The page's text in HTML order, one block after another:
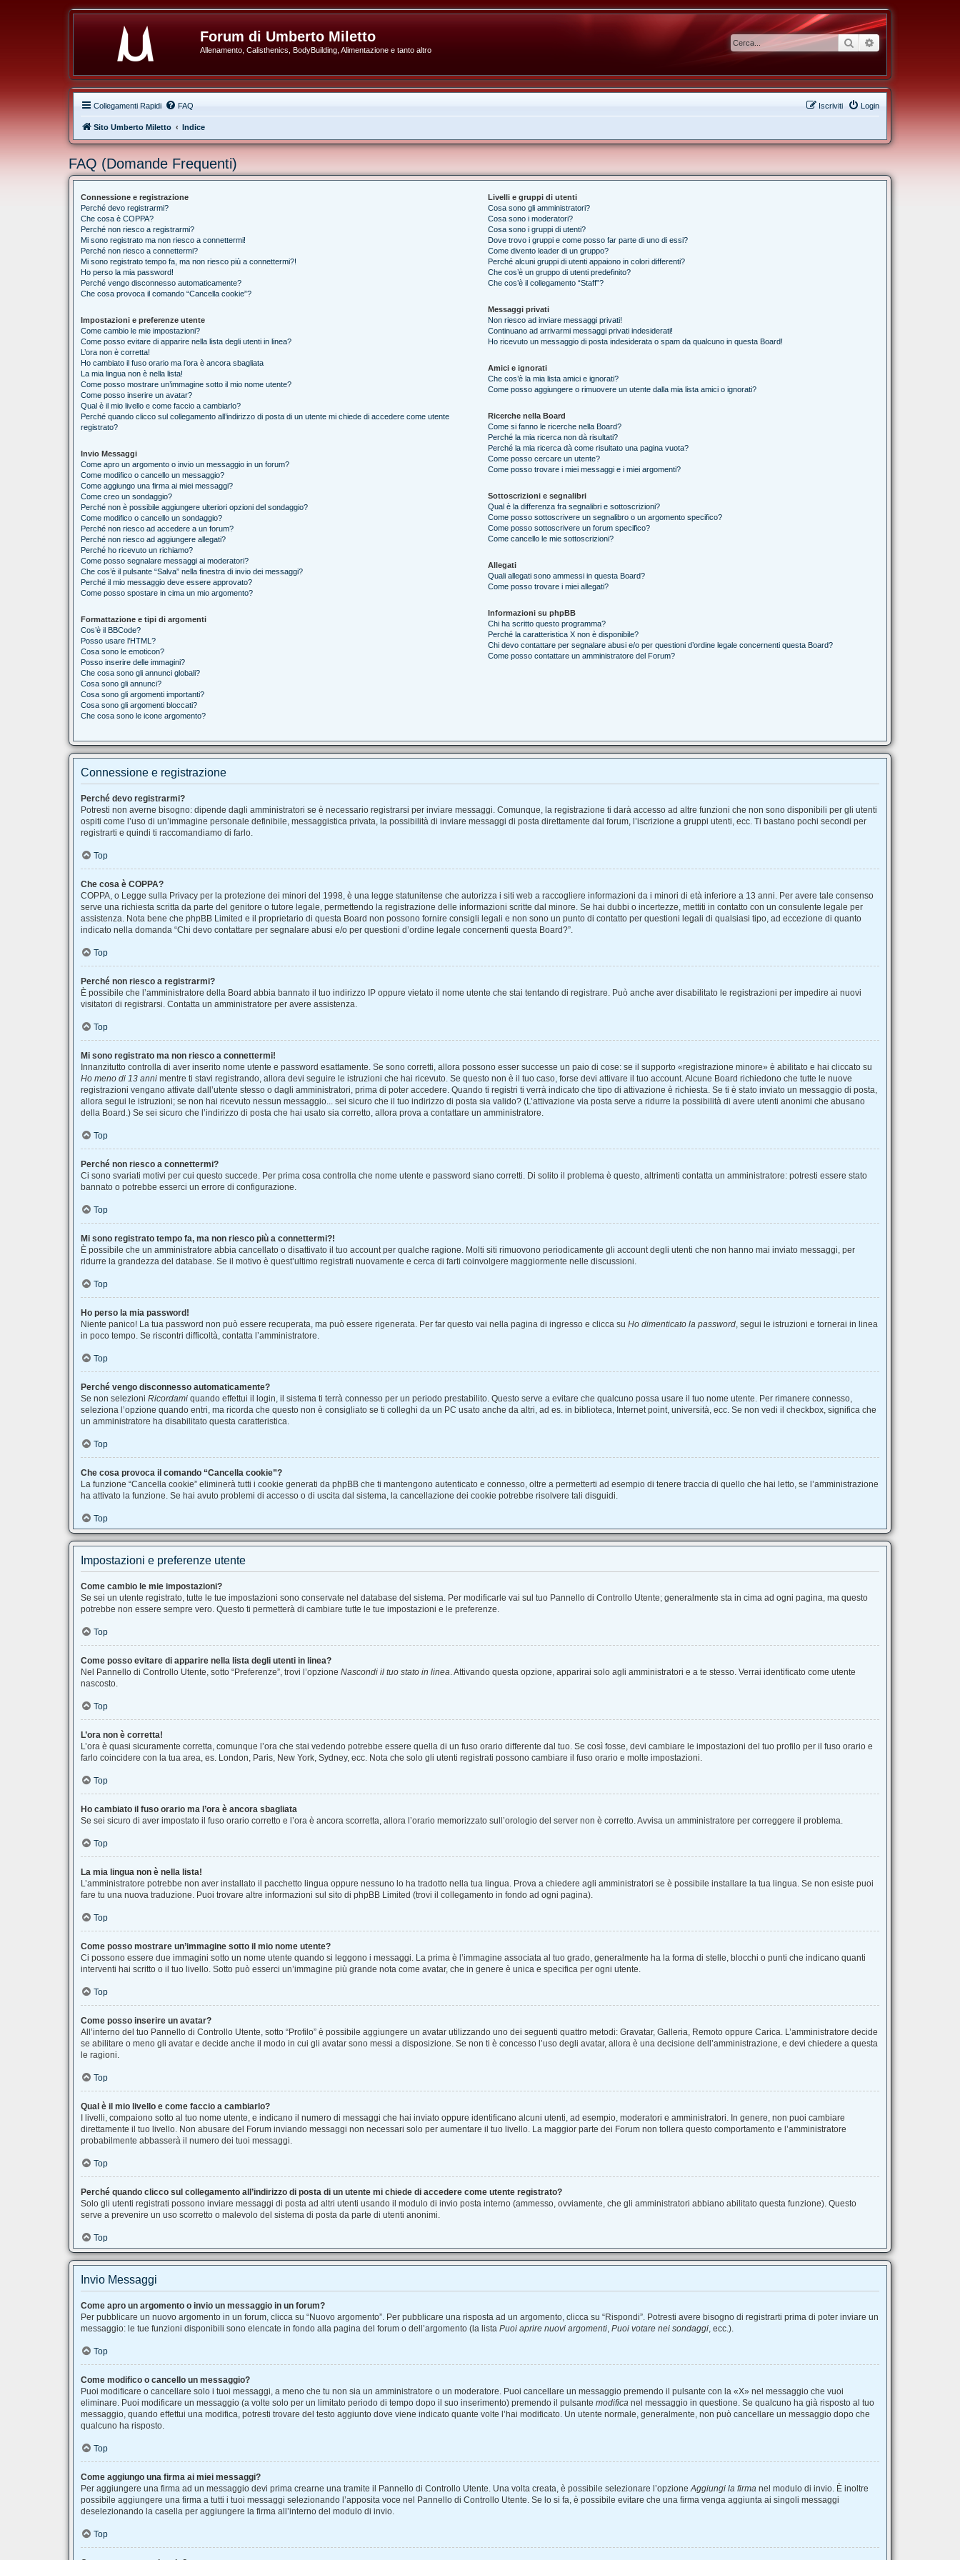
Forum di Umberto Miletto
Allenamento, Calisthenics, BodyBuilding, Alimentazione e tanto altro
Cerca Ricerca avanzata
Collegamenti Rapidi FAQ Login
Iscriviti
Sito Umberto Miletto Indice
FAQ (Domande Frequenti)
Connessione e registrazione
Perché devo registrarmi?
Che cosa è COPPA?
Perché non riesco a registrarmi?
Mi sono registrato ma non riesco a connettermi!
Perché non riesco a connettermi?
Mi sono registrato tempo fa, ma non riesco più a connettermi?!
Ho perso la mia password!
Perché vengo disconnesso automaticamente?
Che cosa provoca il comando “Cancella cookie”?
Impostazioni e preferenze utente
Come cambio le mie impostazioni?
Come posso evitare di apparire nella lista degli utenti in linea?
L’ora non è corretta!
Ho cambiato il fuso orario ma l’ora è ancora sbagliata
La mia lingua non è nella lista!
Come posso mostrare un’immagine sotto il mio nome utente?
Come posso inserire un avatar?
Qual è il mio livello e come faccio a cambiarlo?
Perché quando clicco sul collegamento all’indirizzo di posta di un utente mi chiede di accedere come utente
registrato?
Invio Messaggi
Come apro un argomento o invio un messaggio in un forum?
Come modifico o cancello un messaggio?
Come aggiungo una firma ai miei messaggi?
Come creo un sondaggio?
Perché non è possibile aggiungere ulteriori opzioni del sondaggio?
Come modifico o cancello un sondaggio?
Perché non riesco ad accedere a un forum?
Perché non riesco ad aggiungere allegati?
Perché ho ricevuto un richiamo?
Come posso segnalare messaggi ai moderatori?
Che cos’è il pulsante “Salva” nella finestra di invio dei messaggi?
Perché il mio messaggio deve essere approvato?
Come posso spostare in cima un mio argomento?
Formattazione e tipi di argomenti
Cos’è il BBCode?
Posso usare l’HTML?
Cosa sono le emoticon?
Posso inserire delle immagini?
Che cosa sono gli annunci globali?
Cosa sono gli annunci?
Cosa sono gli argomenti importanti?
Cosa sono gli argomenti bloccati?
Che cosa sono le icone argomento?
Livelli e gruppi di utenti
Cosa sono gli amministratori?
Cosa sono i moderatori?
Cosa sono i gruppi di utenti?
Dove trovo i gruppi e come posso far parte di uno di essi?
Come divento leader di un gruppo?
Perché alcuni gruppi di utenti appaiono in colori differenti?
Che cos’è un gruppo di utenti predefinito?
Che cos’è il collegamento “Staff”?
Messaggi privati
Non riesco ad inviare messaggi privati!
Continuano ad arrivarmi messaggi privati indesiderati!
Ho ricevuto un messaggio di posta indesiderata o spam da qualcuno in questa Board!
Amici e ignorati
Che cos’è la mia lista amici e ignorati?
Come posso aggiungere o rimuovere un utente dalla mia lista amici o ignorati?
Ricerche nella Board
Come si fanno le ricerche nella Board?
Perché la mia ricerca non dà risultati?
Perché la mia ricerca dà come risultato una pagina vuota?
Come posso cercare un utente?
Come posso trovare i miei messaggi e i miei argomenti?
Sottoscrizioni e segnalibri
Qual è la differenza fra segnalibri e sottoscrizioni?
Come posso sottoscrivere un segnalibro o un argomento specifico?
Come posso sottoscrivere un forum specifico?
Come cancello le mie sottoscrizioni?
Allegati
Quali allegati sono ammessi in questa Board?
Come posso trovare i miei allegati?
Informazioni su phpBB
Chi ha scritto questo programma?
Perché la caratteristica X non è disponibile?
Chi devo contattare per segnalare abusi e/o per questioni d’ordine legale concernenti questa Board?
Come posso contattare un amministratore del Forum?
Connessione e registrazione
Perché devo registrarmi?
Potresti non averne bisogno: dipende dagli amministratori se è necessario registrarsi per inviare messaggi. Comunque, la registrazione ti darà accesso ad altre funzioni che non sono disponibili per gli utenti
ospiti come l’uso di un’immagine personale definibile, messaggistica privata, la possibilità di inviare messaggi di posta direttamente dal forum, l’iscrizione a gruppi utenti, ecc. Ti bastano pochi secondi per
registrarti e quindi ti raccomandiamo di farlo.
Top
Che cosa è COPPA?
COPPA, o Legge sulla Privacy per la protezione dei minori del 1998, è una legge statunitense che autorizza i siti web a raccogliere informazioni da i minori di età inferiore a 13 anni. Per avere tale consenso
serve una richiesta scritta da parte del genitore o tutore legale, permettendo la registrazione delle informazioni scritte dal minore. Se hai dubbi o incertezze, mettiti in contatto con un consulente legale per
assistenza. Nota bene che phpBB Limited e il proprietario di questa Board non possono fornire consigli legali e non sono un punto di contatto per questioni legali di qualsiasi tipo, ad eccezione di quanto
indicato nella domanda “Chi devo contattare per segnalare abusi e/o per questioni d’ordine legale concernenti questa Board?”.
Top
Perché non riesco a registrarmi?
È possibile che l’amministratore della Board abbia bannato il tuo indirizzo IP oppure vietato il nome utente che stai tentando di registrare. Può anche aver disabilitato le registrazioni per impedire ai nuovi
visitatori di registrarsi. Contatta un amministratore per avere assistenza.
Top
Mi sono registrato ma non riesco a connettermi!
Innanzitutto controlla di aver inserito nome utente e password esattamente. Se sono corretti, allora possono esser successe un paio di cose: se il supporto «registrazione minore» è abilitato e hai cliccato su
Ho meno di 13 anni mentre ti stavi registrando, allora devi seguire le istruzioni che hai ricevuto. Se questo non è il tuo caso, forse devi attivare il tuo account. Alcune Board richiedono che tutte le nuove
registrazioni vengano attivate dall’utente stesso o dagli amministratori, prima di poter accedere. Quando ti registri ti verrà indicato che tipo di attivazione è richiesta. Se ti è stato inviato un messaggio di posta,
allora segui le istruzioni; se non hai ricevuto nessun messaggio... sei sicuro che il tuo indirizzo di posta sia valido? (L’attivazione via posta serve a ridurre la possibilità di avere utenti anonimi che abusano
della Board.) Se sei sicuro che l’indirizzo di posta che hai usato sia corretto, allora prova a contattare un amministratore.
Top
Perché non riesco a connettermi?
Ci sono svariati motivi per cui questo succede. Per prima cosa controlla che nome utente e password siano corretti. Di solito il problema è questo, altrimenti contatta un amministratore: potresti essere stato
bannato o potrebbe esserci un errore di configurazione.
Top
Mi sono registrato tempo fa, ma non riesco più a connettermi?!
È possibile che un amministratore abbia cancellato o disattivato il tuo account per qualche ragione. Molti siti rimuovono periodicamente gli account degli utenti che non hanno mai inviato messaggi, per
ridurre la grandezza del database. Se il motivo è quest’ultimo registrati nuovamente e cerca di farti coinvolgere maggiormente nelle discussioni.
Top
Ho perso la mia password!
Niente panico! La tua password non può essere recuperata, ma può essere rigenerata. Per far questo vai nella pagina di ingresso e clicca su Ho dimenticato la password, segui le istruzioni e tornerai in linea
in poco tempo. Se riscontri difficoltà, contatta l’amministratore.
Top
Perché vengo disconnesso automaticamente?
Se non selezioni Ricordami quando effettui il login, il sistema ti terrà connesso per un periodo prestabilito. Questo serve a evitare che qualcuno possa usare il tuo nome utente. Per rimanere connesso,
seleziona l’opzione quando entri, ma ricorda che questo non è consigliato se ti colleghi da un PC usato anche da altri, ad es. in biblioteca, Internet point, università, ecc. Se non vedi il checkbox, significa che
un amministratore ha disabilitato questa caratteristica.
Top
Che cosa provoca il comando “Cancella cookie”?
La funzione “Cancella cookie” eliminerà tutti i cookie generati da phpBB che ti mantengono autenticato e connesso, oltre a permetterti ad esempio di tenere traccia di quello che hai letto, se l’amministrazione
ha attivato la funzione. Se hai avuto problemi di accesso o di uscita dal sistema, la cancellazione dei cookie potrebbe risolvere tali disguidi.
Top
Impostazioni e preferenze utente
Come cambio le mie impostazioni?
Se sei un utente registrato, tutte le tue impostazioni sono conservate nel database del sistema. Per modificarle vai sul tuo Pannello di Controllo Utente; generalmente sta in cima ad ogni pagina, ma questo
potrebbe non essere sempre vero. Questo ti permetterà di cambiare tutte le tue impostazioni e le preferenze.
Top
Come posso evitare di apparire nella lista degli utenti in linea?
Nel Pannello di Controllo Utente, sotto “Preferenze”, trovi l’opzione Nascondi il tuo stato in linea. Attivando questa opzione, apparirai solo agli amministratori e a te stesso. Verrai identificato come utente
nascosto.
Top
L’ora non è corretta!
L’ora è quasi sicuramente corretta, comunque l’ora che stai vedendo potrebbe essere quella di un fuso orario differente dal tuo. Se così fosse, devi cambiare le impostazioni del tuo profilo per il fuso orario e
farlo coincidere con la tua area, es. London, Paris, New York, Sydney, ecc. Nota che solo gli utenti registrati possono cambiare il fuso orario e molte impostazioni.
Top
Ho cambiato il fuso orario ma l’ora è ancora sbagliata
Se sei sicuro di aver impostato il fuso orario corretto e l’ora è ancora scorretta, allora l’orario memorizzato sull’orologio del server non è corretto. Avvisa un amministratore per correggere il problema.
Top
La mia lingua non è nella lista!
L’amministratore potrebbe non aver installato il pacchetto lingua oppure nessuno lo ha tradotto nella tua lingua. Prova a chiedere agli amministratori se è possibile installare la tua lingua. Se non esiste puoi
fare tu una nuova traduzione. Puoi trovare altre informazioni sul sito di phpBB Limited (trovi il collegamento in fondo ad ogni pagina).
Top
Come posso mostrare un’immagine sotto il mio nome utente?
Ci possono essere due immagini sotto un nome utente quando si leggono i messaggi. La prima è l’immagine associata al tuo grado, generalmente ha la forma di stelle, blocchi o punti che indicano quanti
interventi hai scritto o il tuo livello. Sotto può esserci un’immagine più grande nota come avatar, che in genere è unica e specifica per ogni utente.
Top
Come posso inserire un avatar?
All’interno del tuo Pannello di Controllo Utente, sotto “Profilo” è possibile aggiungere un avatar utilizzando uno dei seguenti quattro metodi: Gravatar, Galleria, Remoto oppure Carica. L’amministratore decide
se abilitare o meno gli avatar e decide anche il modo in cui gli avatar sono messi a disposizione. Se non ti è concesso l’uso degli avatar, allora è una decisione dell’amministrazione, e devi chiedere a questa
le ragioni.
Top
Qual è il mio livello e come faccio a cambiarlo?
I livelli, compaiono sotto al tuo nome utente, e indicano il numero di messaggi che hai inviato oppure identificano alcuni utenti, ad esempio, moderatori e amministratori. In genere, non puoi cambiare
direttamente il tuo livello. Non abusare del Forum inviando messaggi non necessari solo per aumentare il tuo livello. La maggior parte dei Forum non tollera questo comportamento e l’amministratore
probabilmente abbasserà il numero dei tuoi messaggi.
Top
Perché quando clicco sul collegamento all’indirizzo di posta di un utente mi chiede di accedere come utente registrato?
Solo gli utenti registrati possono inviare messaggi di posta ad altri utenti usando il modulo di invio posta interno (ammesso, ovviamente, che gli amministratori abbiano abilitato questa funzione). Questo
serve a prevenire un uso scorretto o malevolo del sistema di posta da parte di utenti anonimi.
Top
Invio Messaggi
Come apro un argomento o invio un messaggio in un forum?
Per pubblicare un nuovo argomento in un forum, clicca su “Nuovo argomento”. Per pubblicare una risposta ad un argomento, clicca su “Rispondi”. Potresti avere bisogno di registrarti prima di poter inviare un
messaggio: le tue funzioni disponibili sono elencate in fondo alla pagina del forum o dell’argomento (la lista Puoi aprire nuovi argomenti, Puoi votare nei sondaggi, ecc.).
Top
Come modifico o cancello un messaggio?
Puoi modificare o cancellare solo i tuoi messaggi, a meno che tu non sia un amministratore o un moderatore. Puoi cancellare un messaggio premendo il pulsante con la «X» nel messaggio che vuoi
eliminare. Puoi modificare un messaggio (a volte solo per un limitato periodo di tempo dopo il suo inserimento) premendo il pulsante modifica nel messaggio in questione. Se qualcuno ha già risposto al tuo
messaggio, quando effettui una modifica, potresti trovare del testo aggiunto dove viene indicato quante volte l’hai modificato. Un utente normale, generalmente, non può cancellare un messaggio dopo che
qualcuno ha risposto.
Top
Come aggiungo una firma ai miei messaggi?
Per aggiungere una firma ad un messaggio devi prima crearne una tramite il Pannello di Controllo Utente. Una volta creata, è possibile selezionare l’opzioneAggiungi la firma nel modulo di invio. È inoltre
possibile aggiungere una firma a tutti i tuoi messaggi selezionando l’apposita voce nel Pannello di Controllo Utente. Se lo si fa, è possibile evitare che una firma venga aggiunta ai singoli messaggi
deselezionando la casella per aggiungere la firma all’interno del modulo di invio.
Top